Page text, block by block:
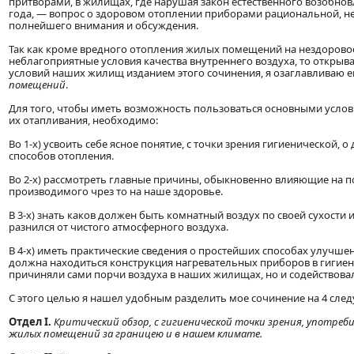
года, — вопрос о здоровом отоплении приборами рациональной,
полнейшего внимания и обсуждения.
Так как кроме вредного отопления жилых помещений на
неблагоприятные условия качества внутреннего воздуха, то
условий наших жилищ изданием этого сочинения, я озаглавливаю
помещений.
Для того, чтобы иметь возможность пользоваться основными
их отапливания, необходимо:
Во 1-х) усвоить себе ясное понятие, с точки зрения гигиенической,
способов отопления.
Во 2-х) рассмотреть главные причины, обыкновенно влияющие на
производимого чрез то на наше здоровье.
В 3-х) знать каков должен быть комнатный воздух по своей
разнился от чистого атмосферного воздуха.
В 4-х) иметь практические сведения о простейших способах
должна находиться конструкция нагревательных приборов в
причиняли сами порчи воздуха в наших жилищах, но и
С этого целью я нашел удобным разделить мое сочинение на 4
Отдел I. Критический обзор, с гигиенической точки зрения,
жилых помещений за границею и в нашем климате.